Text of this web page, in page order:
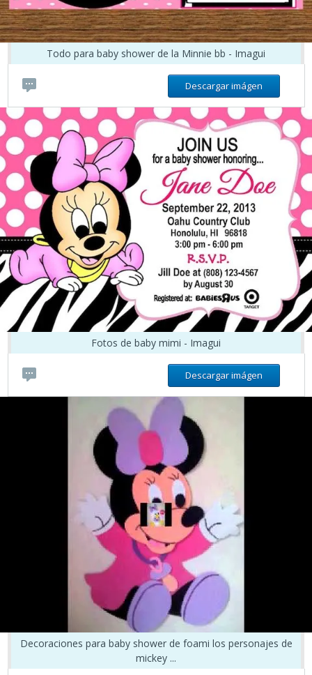
Todo para baby shower de la Minnie bb - Imagui
Descargar imágen
Fotos de baby mimi - Imagui
Descargar imágen
Decoraciones para baby shower de foami los personajes de
mickey ...